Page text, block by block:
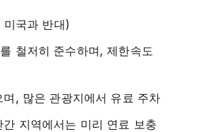
국과 반대)
철저히 준수하며, 제한속도
며, 많은 관광지에서 유료 주차
지역에서는 미리 연료 보충